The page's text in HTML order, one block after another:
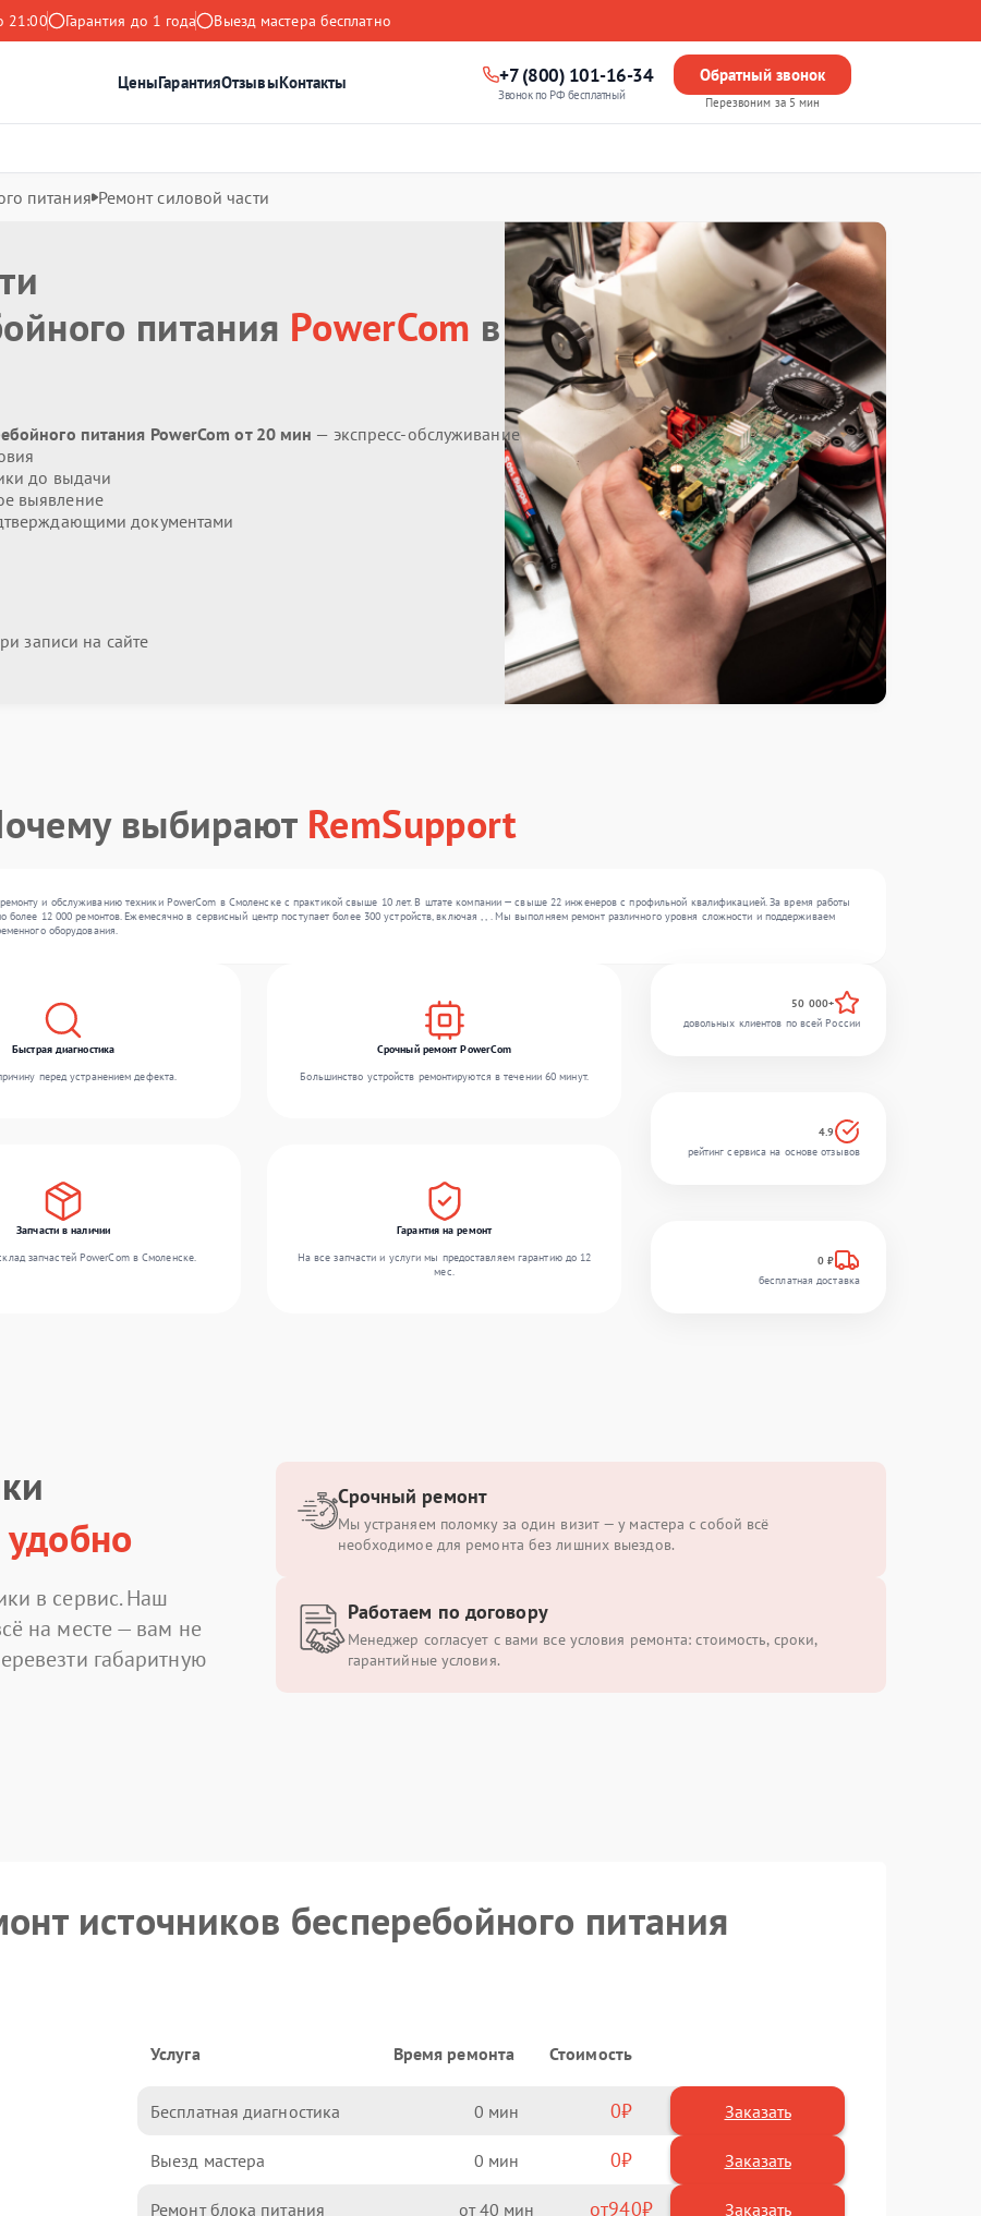
21:00 Гарантия до 1 года Выезд мастера бесплатно
ЦеныГарантияОтзывыКонтакты +7 (800) 101-16-34
Звонок по РФ бесплатный
Обратный звонок
Перезвоним за 5 мин
питания Ремонт силовой части
питания PowerCom в
питания PowerCom от 20 мин — экспресс-обслуживание
до выдачи
выявление
документами
записи на сайте
выбирают RemSupport
и обслуживанию техники PowerCom в Смоленске с практикой свыше 10 лет. В штате компании — свыше 22 инженеров с профильной квалификацией. За время работы
12 000 ремонтов. Ежемесячно в сервисный центр поступает более 300 устройств, включая , , . Мы выполняем ремонт различного уровня сложности и поддерживаем
оборудования.
Быстрая диагностика
перед устранением дефекта.
Срочный ремонт PowerCom
Большинство устройств ремонтируются в течении 60 минут.
Запчасти в наличии
запчастей PowerCom в Смоленске.
Гарантия на ремонт
На все запчасти и услуги мы предоставляем гарантию до 12
мес.
50 000+
довольных клиентов по всей России
4.9
рейтинг сервиса на основе отзывов
0 ₽
бесплатная доставка
в сервис. Наш
на месте — вам не
габаритную
Срочный ремонт
Мы устраняем поломку за один визит — у мастера с собой всё
необходимое для ремонта без лишних выездов.
Работаем по договору
Менеджер согласует с вами все условия ремонта: стоимость, сроки,
гарантийные условия.
источников бесперебойного питания
Услуга Время ремонта Стоимость
Бесплатная диагностика 0 0 Заказать
Выезд мастера 0 0 Заказать
Ремонт блока питания 40 940